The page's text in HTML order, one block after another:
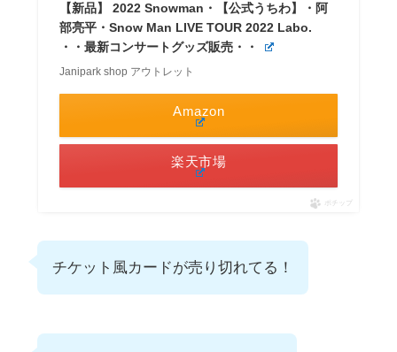
【新品】 2022 Snowman・【公式うちわ】・阿
部亮平・Snow Man LIVE TOUR 2022 Labo.
・・最新コンサートグッズ販売・・
Janipark shop アウトレット
Amazon
楽天市場
ポチップ
チケット風カードが売り切れてる！